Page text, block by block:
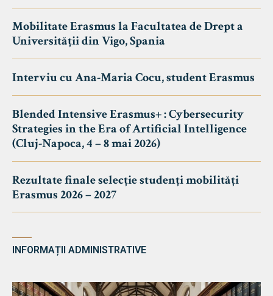
Mobilitate Erasmus la Facultatea de Drept a
Universității din Vigo, Spania
Interviu cu Ana-Maria Cocu, student Erasmus
Blended Intensive Erasmus+ : Cybersecurity
Strategies in the Era of Artificial Intelligence
(Cluj-Napoca, 4 – 8 mai 2026)
Rezultate finale selecție studenți mobilități
Erasmus 2026 – 2027
INFORMAȚII ADMINISTRATIVE